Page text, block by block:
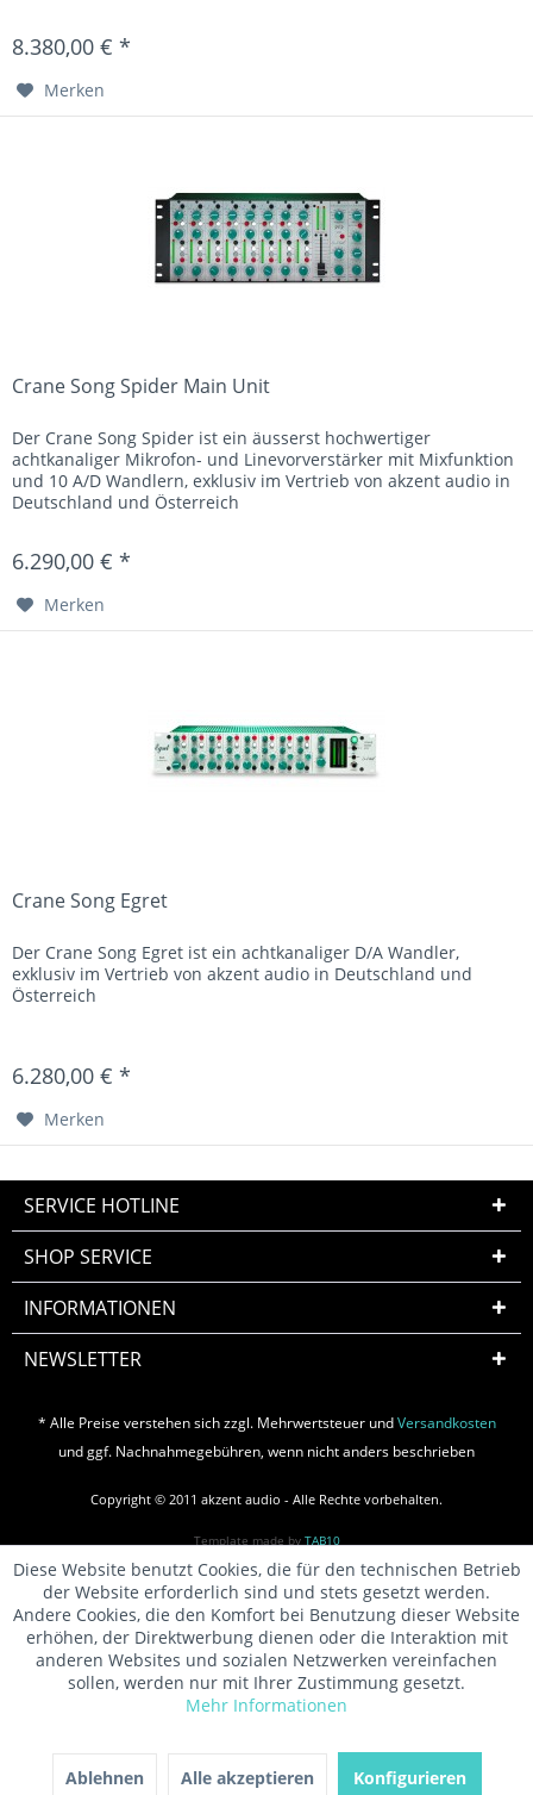
8.380,00 € *
Merken
Crane Song Spider Main Unit
Der Crane Song Spider ist ein äusserst hochwertiger
achtkanaliger Mikrofon- und Linevorverstärker mit Mixfunktion
und 10 A/D Wandlern, exklusiv im Vertrieb von akzent audio in
Deutschland und Österreich
6.290,00 € *
Merken
Crane Song Egret
Der Crane Song Egret ist ein achtkanaliger D/A Wandler,
exklusiv im Vertrieb von akzent audio in Deutschland und
Österreich
6.280,00 € *
Merken
SERVICE HOTLINE
SHOP SERVICE
INFORMATIONEN
NEWSLETTER
* Alle Preise verstehen sich zzgl. Mehrwertsteuer undVersandkosten
und ggf. Nachnahmegebühren, wenn nicht anders beschrieben
Copyright © 2011 akzent audio - Alle Rechte vorbehalten.
Template made by TAB10
Diese Website benutzt Cookies, die für den technischen Betrieb
der Website erforderlich sind und stets gesetzt werden.
Andere Cookies, die den Komfort bei Benutzung dieser Website
erhöhen, der Direktwerbung dienen oder die Interaktion mit
anderen Websites und sozialen Netzwerken vereinfachen
sollen, werden nur mit Ihrer Zustimmung gesetzt.
Mehr Informationen
Ablehnen Alle akzeptieren Konfigurieren